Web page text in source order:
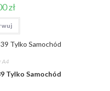
zł
A4
Tylko Samochód